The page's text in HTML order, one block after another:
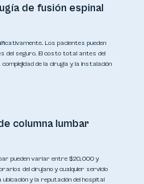
de fusión espinal
Los pacientes pueden
del seguro. El costo total antes del
de la cirugía y la instalación
columna lumbar
pueden variar entre $20,000 y
del cirujano y cualquier servicio
y la reputación del hospital